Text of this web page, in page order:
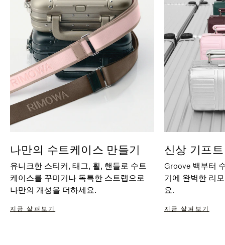
나만의 수트케이스 만들기
유니크한 스티커, 태그, 휠, 핸들로 수트
케이스를 꾸미거나 독특한 스트랩으로
나만의 개성을 더하세요.
지금 살펴보기
신상 기프
Groove 백부터
기에 완벽한 리
요.
지금 살펴보기